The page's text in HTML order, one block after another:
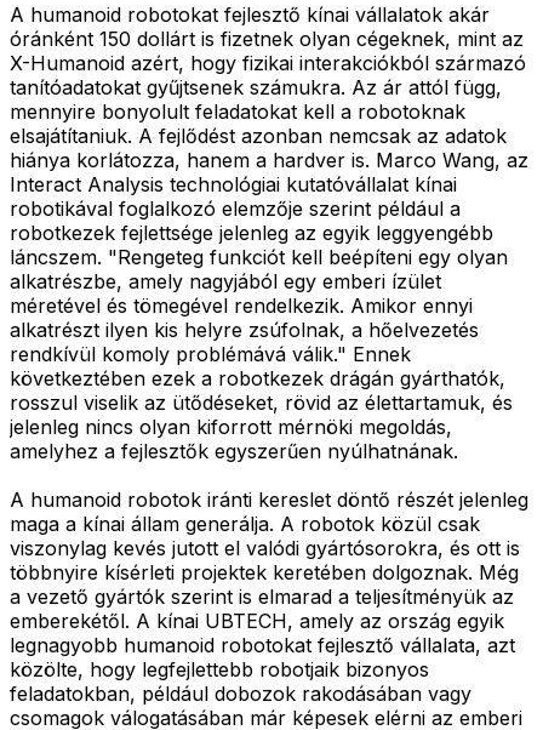
A humanoid robotokat fejlesztő kínai vállalatok akár
óránként 150 dollárt is fizetnek olyan cégeknek, mint az
X-Humanoid azért, hogy fizikai interakciókból származó
tanítóadatokat gyűjtsenek számukra. Az ár attól függ,
mennyire bonyolult feladatokat kell a robotoknak
elsajátítaniuk. A fejlődést azonban nemcsak az adatok
hiánya korlátozza, hanem a hardver is. Marco Wang, az
Interact Analysis technológiai kutatóvállalat kínai
robotikával foglalkozó elemzője szerint például a
robotkezek fejlettsége jelenleg az egyik leggyengébb
láncszem. "Rengeteg funkciót kell beépíteni egy olyan
alkatrészbe, amely nagyjából egy emberi ízület
méretével és tömegével rendelkezik. Amikor ennyi
alkatrészt ilyen kis helyre zsúfolnak, a hőelvezetés
rendkívül komoly problémává válik." Ennek
következtében ezek a robotkezek drágán gyárthatók,
rosszul viselik az ütődéseket, rövid az élettartamuk, és
jelenleg nincs olyan kiforrott mérnöki megoldás,
amelyhez a fejlesztők egyszerűen nyúlhatnának.
A humanoid robotok iránti kereslet döntő részét jelenleg
maga a kínai állam generálja. A robotok közül csak
viszonylag kevés jutott el valódi gyártósorokra, és ott is
többnyire kísérleti projektek keretében dolgoznak. Még
a vezető gyártók szerint is elmarad a teljesítményük az
emberekétől. A kínai UBTECH, amely az ország egyik
legnagyobb humanoid robotokat fejlesztő vállalata, azt
közölte, hogy legfejlettebb robotjaik bizonyos
feladatokban, például dobozok rakodásában vagy
csomagok válogatásában már képesek elérni az emberi